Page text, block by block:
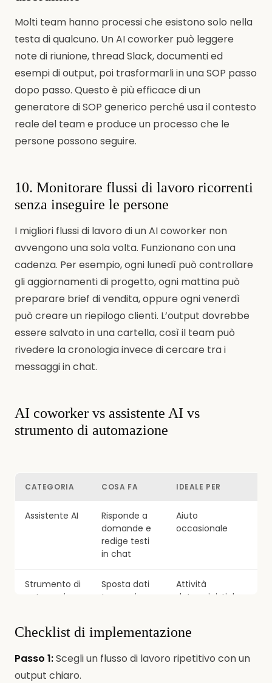
Molti team hanno processi che esistono solo nella
testa di qualcuno. Un AI coworker può leggere
note di riunione, thread Slack, documenti ed
esempi di output, poi trasformarli in una SOP passo
dopo passo. Questo è più efficace di un
generatore di SOP generico perché usa il contesto
reale del team e produce un processo che le
persone possono seguire.
10. Monitorare flussi di lavoro ricorrenti
senza inseguire le persone
I migliori flussi di lavoro di un AI coworker non
avvengono una sola volta. Funzionano con una
cadenza. Per esempio, ogni lunedì può controllare
gli aggiornamenti di progetto, ogni mattina può
preparare brief di vendita, oppure ogni venerdì
può creare un riepilogo clienti. L’output dovrebbe
essere salvato in una cartella, così il team può
rivedere la cronologia invece di cercare tra i
messaggi in chat.
AI coworker vs assistente AI vs
strumento di automazione
CATEGORIA COSA FA IDEALE PER
Assistente AI
Risponde a
domande e
redige testi
in chat
Aiuto
occasionale
Strumento di
automazione
Sposta dati
tra app in
Attività
deterministiche
AI coworker
Usa
Lavoro
Checklist di implementazione
Passo 1:Scegli un flusso di lavoro ripetitivo con un
output chiaro.